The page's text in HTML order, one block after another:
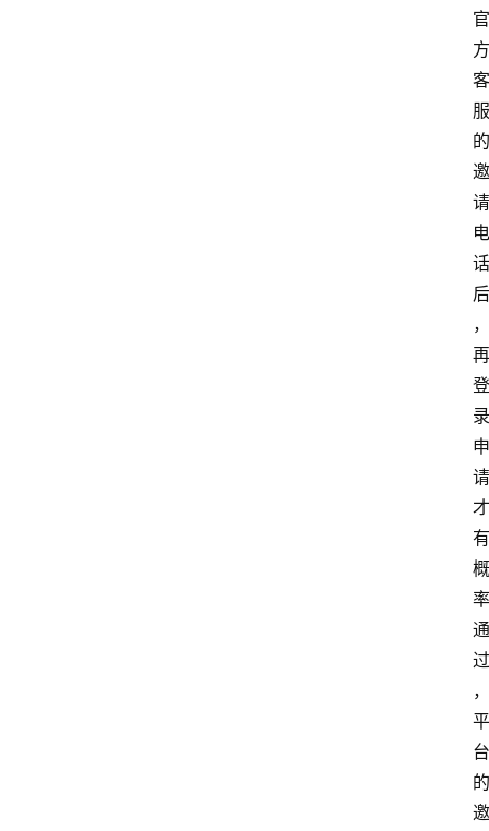
官
方
客
服
的
邀
请
电
话
后
，
再
登
录
申
请
才
有
概
率
通
过
，
平
台
的
邀